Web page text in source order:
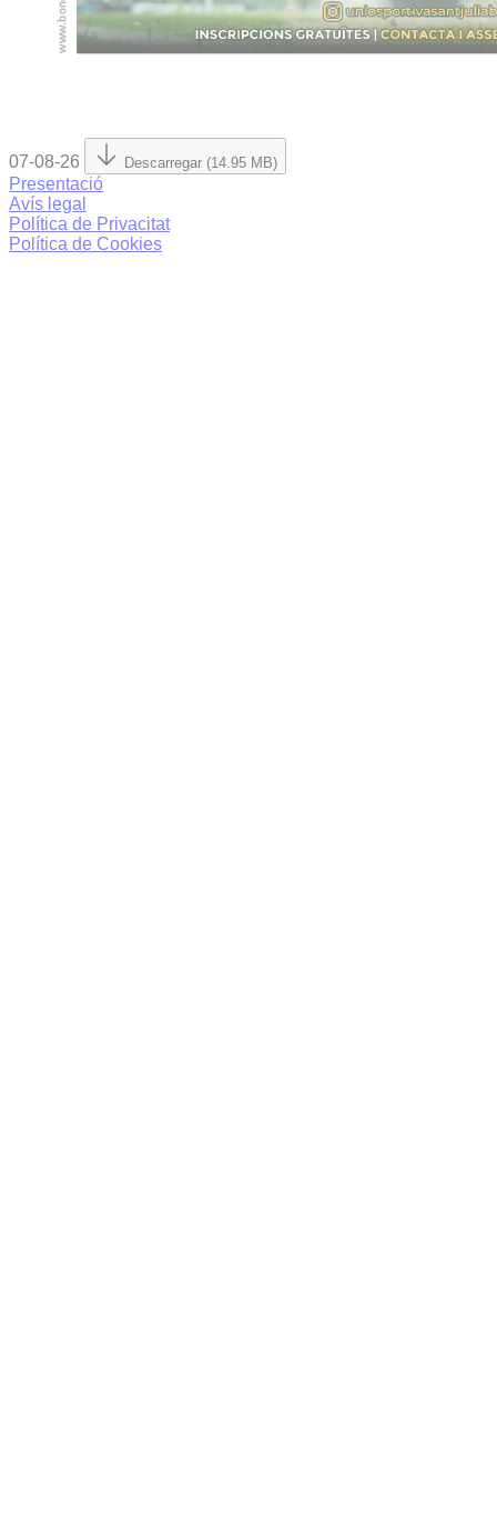
07-08-26 Descarregar (14.95 MB)
Presentació
Avís legal
Política de Privacitat
Política de Cookies